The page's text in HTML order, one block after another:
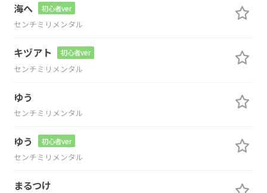
海へ 初心者ver
センチミリメンタル
キヅアト 初心者ver
センチミリメンタル
ゆう
センチミリメンタル
ゆう 初心者ver
センチミリメンタル
まるつけ